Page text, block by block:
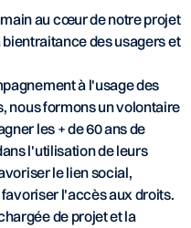
au cœur de notre projet
des usagers et
à l'usage des
nous formons un volontaire
les + de 60 ans de
l'utilisation de leurs
le lien social,
l'accès aux droits.
de projet et la